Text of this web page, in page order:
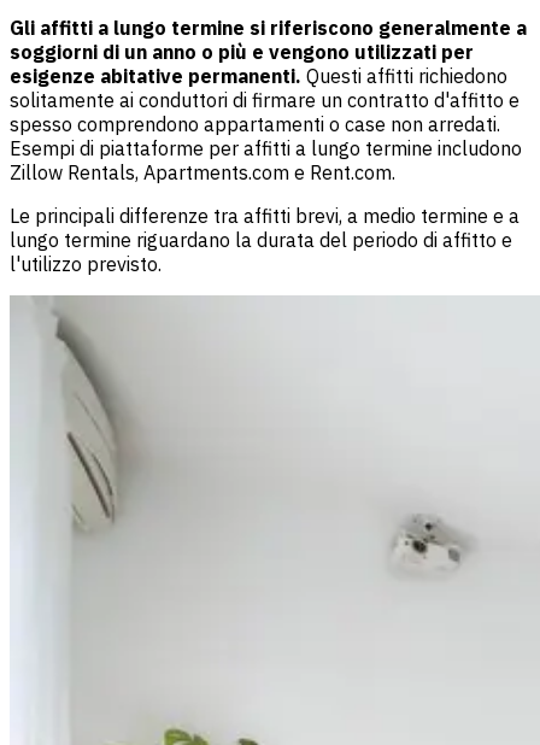
Gli affitti a lungo termine si riferiscono generalmente a
soggiorni di un anno o più e vengono utilizzati per
esigenze abitative permanenti. Questi affitti richiedono
solitamente ai conduttori di firmare un contratto d'affitto e
spesso comprendono appartamenti o case non arredati.
Esempi di piattaforme per affitti a lungo termine includono
Zillow Rentals, Apartments.com e Rent.com.
Le principali differenze tra affitti brevi, a medio termine e a
lungo termine riguardano la durata del periodo di affitto e
l'utilizzo previsto.